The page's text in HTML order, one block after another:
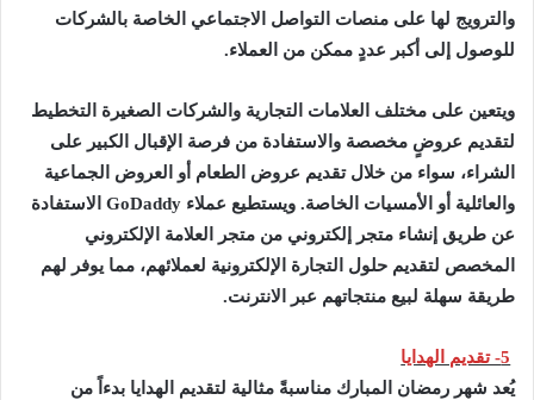
والترويج لها على منصات التواصل الاجتماعي الخاصة بالشركات
للوصول إلى أكبر عددٍ ممكن من العملاء.
ويتعين على مختلف العلامات التجارية والشركات الصغيرة التخطيط
لتقديم عروضٍ مخصصة والاستفادة من فرصة الإقبال الكبير على
الشراء، سواء من خلال تقديم عروض الطعام أو العروض الجماعية
والعائلية أو الأمسيات الخاصة. ويستطيع عملاء GoDaddy الاستفادة
عن طريق إنشاء متجر إلكتروني من متجر العلامة الإلكتروني
المخصص لتقديم حلول التجارة الإلكترونية لعملائهم، مما يوفر لهم
طريقة سهلة لبيع منتجاتهم عبر الانترنت.
5- تقديم الهدايا
يُعد شهر رمضان المبارك مناسبةً مثالية لتقديم الهدايا بدءاً من